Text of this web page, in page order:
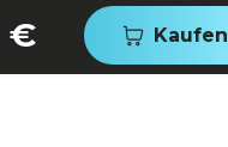
€ Kaufen